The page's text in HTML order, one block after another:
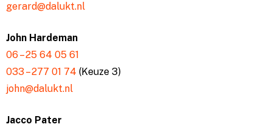
gerard@dalukt.nl
John Hardeman
06 – 25 64 05 61
033 – 277 01 74 (Keuze 3)
john@dalukt.nl
Jacco Pater